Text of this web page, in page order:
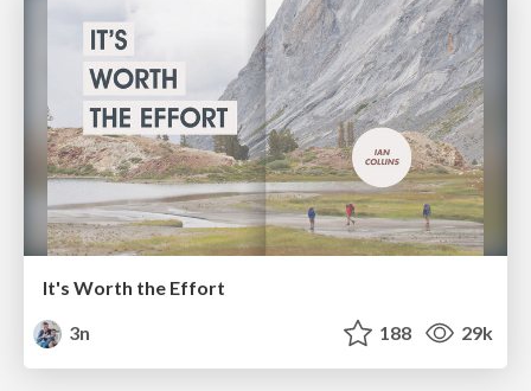
It's Worth the Effort
3n
188 29k